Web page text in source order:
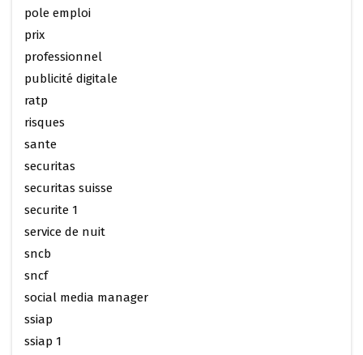
pole emploi
prix
professionnel
publicité digitale
ratp
risques
sante
securitas
securitas suisse
securite 1
service de nuit
sncb
sncf
social media manager
ssiap
ssiap 1